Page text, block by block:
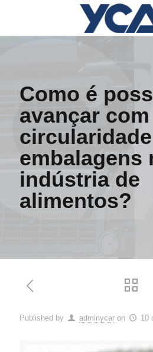
Como é
avançar
embalagens
indústria de
alimentos?
Published by adminycar on 10